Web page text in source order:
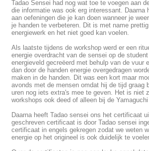
Tadao Sensei had nog wat toe te voegen aan
die informatie was ook erg interessant. Daarna
aan oefeningen die je kan doen wanneer je
je handen te verbeteren. Dit is met name
energiewerk en het niet goed kan voelen.
Als laatste tijdens de workshop werd er een
energie overdracht van de sensei op de
energieveld gecreëerd met behulp van de vuur
dan door de handen energie overgedragen
maken in de handen. Dit was een kort maar
avonds met de mensen omdat hij de tijd graag
uren nog iets extra's mee te geven. Het is niet
workshops ook deed of alleen bij de
Daarna heeft Tadao sensei ons het certificaat
geschreven certificaat is door Tadao sensei
certificaat in engels gekregen zodat we weten
energie op het origineel is ook duidelijk te